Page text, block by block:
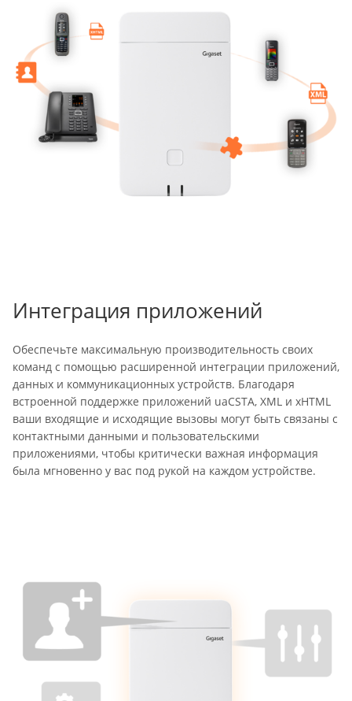
Интеграция приложений
Обеспечьте максимальную производительность своих
команд с помощью расширенной интеграции приложений,
данных и коммуникационных устройств. Благодаря
встроенной поддержке приложений uaCSTA, XML и xHTML
ваши входящие и исходящие вызовы могут быть связаны с
контактными данными и пользовательскими
приложениями, чтобы критически важная информация
была мгновенно у вас под рукой на каждом устройстве.